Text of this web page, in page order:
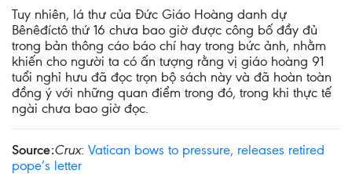
Tuy nhiên, lá thư của Đức Giáo Hoàng danh dự
Bênêđíctô thứ 16 chưa bao giờ được công bố đầy đủ
trong bản thông cáo báo chí hay trong bức ảnh, nhằm
khiến cho người ta có ấn tượng rằng vị giáo hoàng 91
tuổi nghỉ hưu đã đọc trọn bộ sách này và đã hoàn toàn
đồng ý với những quan điểm trong đó, trong khi thực tế
ngài chưa bao giờ đọc.
Source:Crux: Vatican bows to pressure, releases retired
pope’s letter